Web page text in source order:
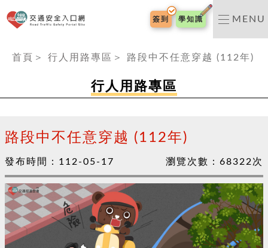
交通安全入口網
簽到 學知識 MENU
首頁 ＞ 行人用路專區 ＞ 路段中不任意穿越 (112年)
行人用路專區
路段中不任意穿越 (112年)
發布時間： 112-05-17 瀏覽次數： 68322次